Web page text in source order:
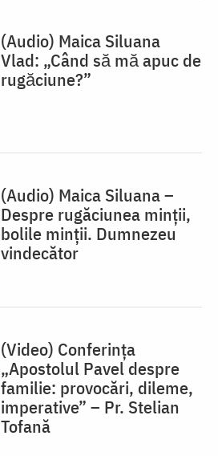
(Audio) Maica Siluana
Vlad: „Când să mă apuc de
rugăciune?”
(Audio) Maica Siluana –
Despre rugăciunea minții,
bolile minții. Dumnezeu
vindecător
(Video) Conferința
„Apostolul Pavel despre
familie: provocări, dileme,
imperative” – Pr. Stelian
Tofană